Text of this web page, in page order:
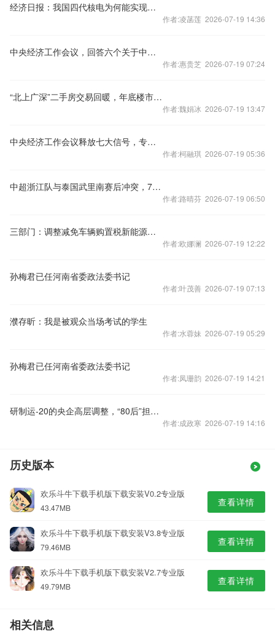
经济日报：我国四代核电为何能实现领跑
作者:凌菡莲 2026-07-19 14:36
中央经济工作会议，回答六个关于中国经济的重要问题
作者:惠贵芝 2026-07-19 07:24
“北上广深”二手房交易回暖，年底楼市怎样看？
作者:魏娟冰 2026-07-19 13:47
中央经济工作会议释放七大信号，专家火线解读
作者:柯融琪 2026-07-19 05:36
中超浙江队与泰国武里南赛后冲突，7人被禁赛48场
作者:路晴芬 2026-07-19 06:50
三部门：调整减免车辆购置税新能源汽车产品技术要求
作者:欧娜澜 2026-07-19 12:22
孙梅君已任河南省委政法委书记
作者:叶茂善 2026-07-19 07:13
濮存昕：我是被观众当场考试的学生
作者:水蓉妹 2026-07-19 05:29
孙梅君已任河南省委政法委书记
作者:凤珊韵 2026-07-19 14:21
研制运-20的央企高层调整，“80后”担任总经理
作者:成政寒 2026-07-19 14:16
历史版本
欢乐斗牛下载手机版下载安装V0.2专业版
43.47MB 查看详情
欢乐斗牛下载手机版下载安装V3.8专业版
79.46MB 查看详情
欢乐斗牛下载手机版下载安装V2.7专业版
49.79MB 查看详情
相关信息